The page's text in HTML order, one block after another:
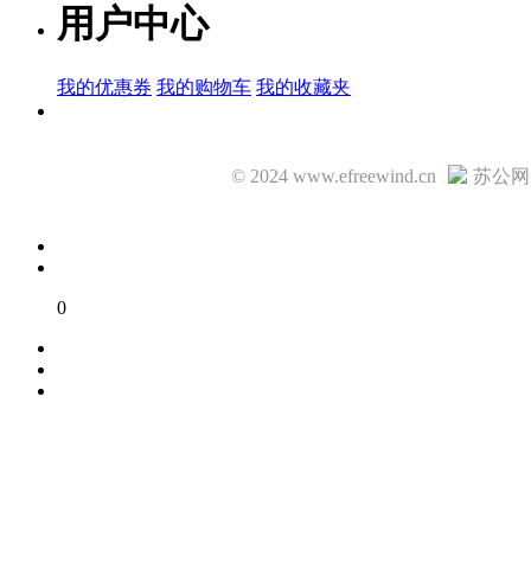
用户中心
我的优惠券 我的购物车 我的收藏夹
© 2024 www.efreewind.cn 苏公网
0